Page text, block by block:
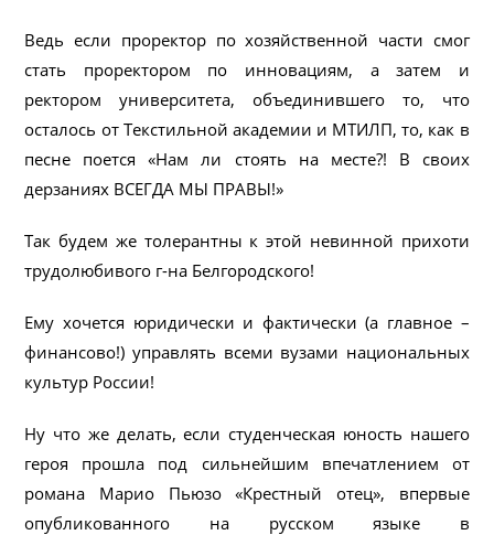
Ведь если проректор по хозяйственной части смог
стать проректором по инновациям, а затем и
ректором университета, объединившего то, что
осталось от Текстильной академии и МТИЛП, то, как в
песне поется «Нам ли стоять на месте?! В своих
дерзаниях ВСЕГДА МЫ ПРАВЫ!»
Так будем же толерантны к этой невинной прихоти
трудолюбивого г-на Белгородского!
Ему хочется юридически и фактически (а главное –
финансово!) управлять всеми вузами национальных
культур России!
Ну что же делать, если студенческая юность нашего
героя прошла под сильнейшим впечатлением от
романа Марио Пьюзо «Крестный отец», впервые
опубликованного на русском языке в